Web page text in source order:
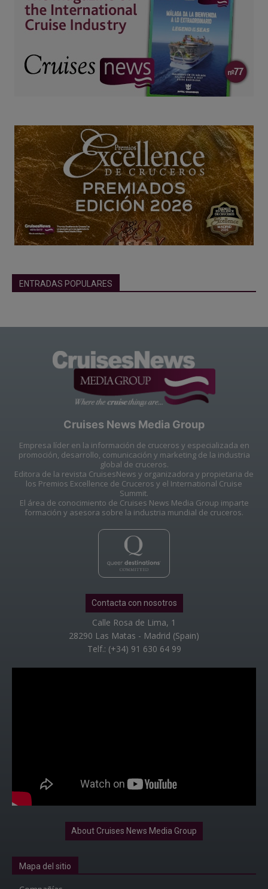
ENTRADAS POPULARES
Cruises News Media Group
Empresa líder en la información de cruceros y especializada en
promoción, desarrollo, comunicación y marketing de la industria
global de cruceros.
Editora de la revista CruisesNews y organizadora y propietaria de
los Premios Excellence de Cruceros y el International Cruise
Summit.
El área de conocimiento de Cruises News Media Group imparte
formación y asesora sobre la industria mundial de cruceros.
Contacta con nosotros
Calle Rosa de Lima, 1
28290 Las Matas - Madrid (Spain)
Telf.: (+34) 91 630 64 99
About Cruises News Media Group
Mapa del sitio